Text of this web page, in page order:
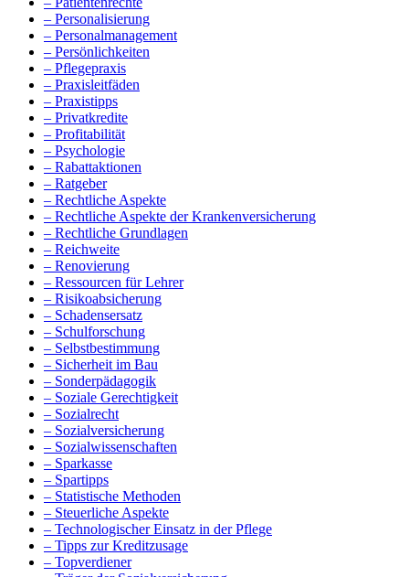
– Personalisierung
– Personalmanagement
– Persönlichkeiten
– Pflegepraxis
– Praxisleitfäden
– Praxistipps
– Privatkredite
– Profitabilität
– Psychologie
– Rabattaktionen
– Ratgeber
– Rechtliche Aspekte
– Rechtliche Aspekte der Krankenversicherung
– Rechtliche Grundlagen
– Reichweite
– Renovierung
– Ressourcen für Lehrer
– Risikoabsicherung
– Schadensersatz
– Schulforschung
– Selbstbestimmung
– Sicherheit im Bau
– Sonderpädagogik
– Soziale Gerechtigkeit
– Sozialrecht
– Sozialversicherung
– Sozialwissenschaften
– Sparkasse
– Spartipps
– Statistische Methoden
– Steuerliche Aspekte
– Technologischer Einsatz in der Pflege
– Tipps zur Kreditzusage
– Topverdiener